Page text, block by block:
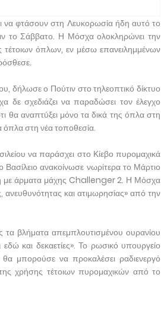
να φτάσουν στη Λευκορωσία ήδη αυτό το
το Σάββατο. Η Μόσχα ολοκληρώνει την
τέτοιων όπλων, εν μέσω επανειλημμένων
δήλωσε ο Πούτιν στο τηλεοπτικό δίκτυο
σχεδιάζει να παραδώσει τον έλεγχο
θα αναπτύξει μόνο τα δικά της όπλα στη
όπλα στη νέα τοποθεσία.
να παράσχει στο Κίεβο πυρομαχικά
ανακοίνωσε νωρίτερα το Μάρτιο
με άρματα μάχης Challenger 2. Η Μόσχα
και ατιμωρησίας» από την
βλήματα απεμπλουτισμένου ουρανίου
και δεκαετίες». Το ρωσικό υπουργείο
μπορούσε να προκαλέσει ραδιενεργό
χρήσης τέτοιων πυρομαχικών από το